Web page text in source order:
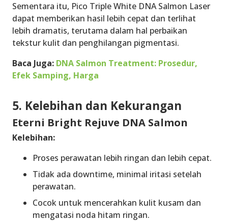
Sementara itu, Pico Triple White DNA Salmon Laser
dapat memberikan hasil lebih cepat dan terlihat
lebih dramatis, terutama dalam hal perbaikan
tekstur kulit dan penghilangan pigmentasi.
Baca Juga: DNA Salmon Treatment: Prosedur,
Efek Samping, Harga
5. Kelebihan dan Kekurangan
Eterni Bright Rejuve DNA Salmon
Kelebihan:
Proses perawatan lebih ringan dan lebih cepat.
Tidak ada downtime, minimal iritasi setelah
perawatan.
Cocok untuk mencerahkan kulit kusam dan
mengatasi noda hitam ringan.